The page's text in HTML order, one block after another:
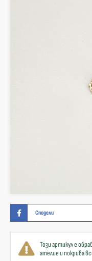
Сподели
Този артикул е
ателие и покрива